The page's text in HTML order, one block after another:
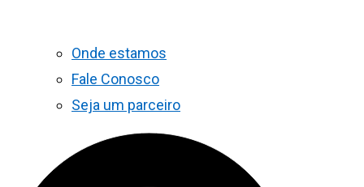
Onde estamos
Fale Conosco
Seja um parceiro